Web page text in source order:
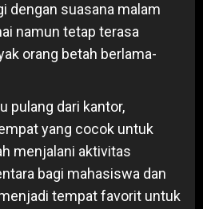
dengan suasana malam
namun tetap terasa
orang betah berlama-
pulang dari kantor,
yang cocok untuk
menjalani aktivitas
bagi mahasiswa dan
tempat favorit untuk